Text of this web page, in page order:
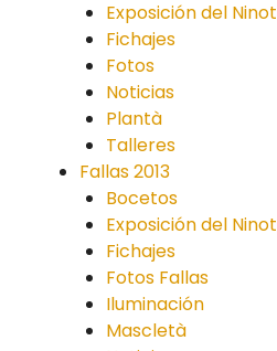
Exposición del Ninot
Fichajes
Fotos
Noticias
Plantà
Talleres
Fallas 2013
Bocetos
Exposición del Ninot
Fichajes
Fotos Fallas
Iluminación
Mascletà